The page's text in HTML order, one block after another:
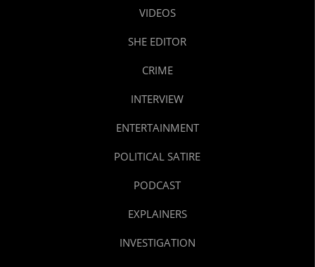
VIDEOS
SHE EDITOR
CRIME
INTERVIEW
ENTERTAINMENT
POLITICAL SATIRE
PODCAST
EXPLAINERS
INVESTIGATION